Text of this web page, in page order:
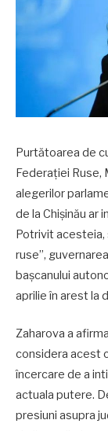
Purtătoarea de
Federației Ruse,
alegerilor
de la Chișinău ar
Potrivit
ruse”,
bașcanului
aprilie în arest la
Zaharova a
considera acest
încercare de a
actuala putere.
presiuni asupra